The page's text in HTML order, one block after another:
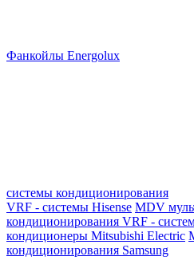
Фанкойлы Energolux
системы кондиционирования
VRF - системы Hisense MDV
кондиционирования VRF -
кондиционеры Mitsubishi Electric
кондиционирования Samsung